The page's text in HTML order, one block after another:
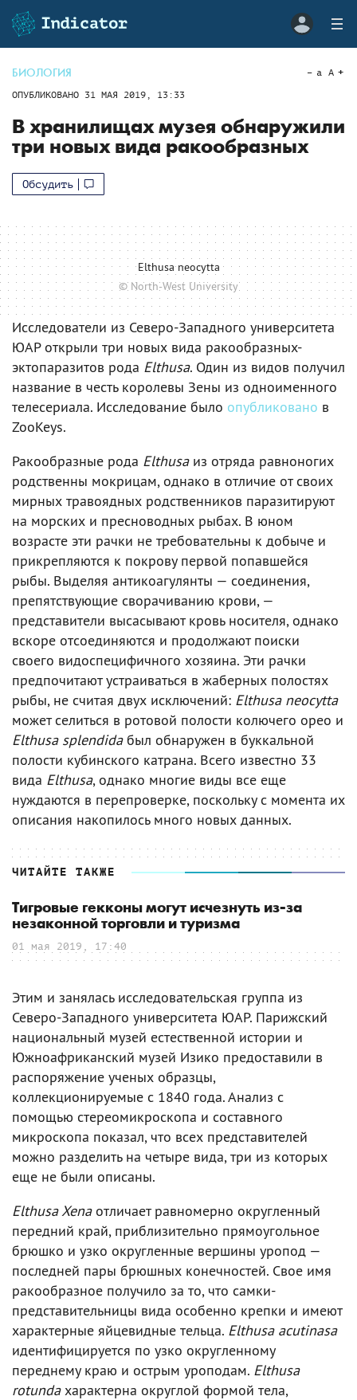
БИОЛОГИЯ
ОПУБЛИКОВАНО 31 МАЯ 2019, 13:33
a A
В хранилищах музея обнаружили
три новых вида ракообразных
Обсудить
Elthusa neocytta
© North-West University
Исследователи из Северо-Западного университета
ЮАР открыли три новых вида ракообразных-
эктопаразитов рода Elthusa. Один из видов получил
название в честь королевы Зены из одноименного
телесериала. Исследование было опубликовано в
ZooKeys.
Ракообразные рода Elthusaиз отряда равноногих
родственны мокрицам, однако в отличие от своих
мирных травоядных родственников паразитируют
на морских и пресноводных рыбах. В юном
возрасте эти рачки не требовательны к добыче и
прикрепляются к покрову первой попавшейся
рыбы. Выделяя антикоагулянты — соединения,
препятствующие сворачиванию крови, —
представители высасывают кровь носителя, однако
вскоре отсоединяются и продолжают поиски
своего видоспецифичного хозяина. Эти рачки
предпочитают устраиваться в жаберных полостях
рыбы, не считая двух исключений: Elthusa neocytta
может селиться в ротовой полости колючего орео и
Elthusa splendidaбыл обнаружен в буккальной
полости кубинского катрана. Всего известно 33
вида Elthusa, однако многие виды все еще
нуждаются в перепроверке, поскольку с момента их
описания накопилось много новых данных.
ЧИТАЙТЕ ТАКЖЕ
Тигровые гекконы могут исчезнуть из-за
незаконной торговли и туризма
01 мая 2019, 17:40
Этим и занялась исследовательская группа из
Северо-Западного университета ЮАР. Парижский
национальный музей естественной истории и
Южноафриканский музей Изико предоставили в
распоряжение ученых образцы,
коллекционируемые с 1840 года. Анализ с
помощью стереомикроскопа и составного
микроскопа показал, что всех представителей
можно разделить на четыре вида, три из которых
еще не были описаны.
Elthusa Xenaотличает равномерно округленный
передний край, приблизительно прямоугольное
брюшко и узко округленные вершины уропод —
последней пары брюшных конечностей. Свое имя
ракообразное получило за то, что самки-
представительницы вида особенно крепки и имеют
характерные яйцевидные тельца. Elthusa acutinasa
идентифицируется по узко округленному
переднему краю и острым уроподам. Elthusa
rotundaхарактерна округлой формой тела,